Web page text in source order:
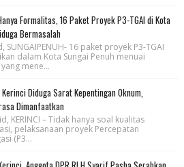
Formalitas, 16 Paket Proyek P3-TGAI di Kota
Bermasalah
SUNGAIPENUH- 16 paket proyek P3-TGAI
dalam Kota Sungai Penuh menuai
mene...
Diduga Sarat Kepentingan Oknum,
Dimanfaatkan
KERINCI – Tidak hanya soal kualitas
pelaksanaan proyek Percepatan
(P3...